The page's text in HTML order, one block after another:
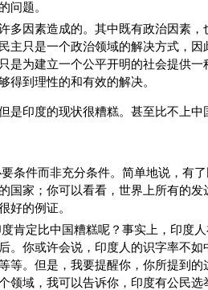
问题。
多因素造成的。其中既有政治因素，
主只是一个政治领域的解决方式，因
是为建立一个公平开明的社会提供一
得到理性的和有效的解决。
是印度的现状很糟糕。甚至比不上中
条件而非充分条件。简单地说，有
国家；你可以看看，世界上所有的发
好的例证。
肯定比中国糟糕呢？事实上，印度人
。你或许会说，印度人的识字率不如
等。但是，我要提醒你，你所提到的
领域，我可以告诉你，印度有公民选